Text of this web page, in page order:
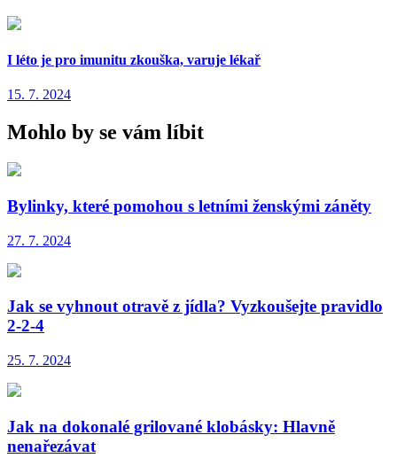
I léto je pro imunitu zkouška, varuje lékař
15. 7. 2024
Mohlo by se vám líbit
Bylinky, které pomohou s letními ženskými záněty
27. 7. 2024
Jak se vyhnout otravě z jídla? Vyzkoušejte pravidlo
2-2-4
25. 7. 2024
Jak na dokonalé grilované klobásky: Hlavně
nenařezávat